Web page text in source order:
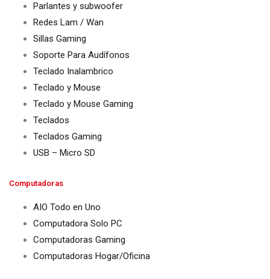
Parlantes y subwoofer
Redes Lam / Wan
Sillas Gaming
Soporte Para Audífonos
Teclado Inalambrico
Teclado y Mouse
Teclado y Mouse Gaming
Teclados
Teclados Gaming
USB – Micro SD
Computadoras
AIO Todo en Uno
Computadora Solo PC
Computadoras Gaming
Computadoras Hogar/Oficina